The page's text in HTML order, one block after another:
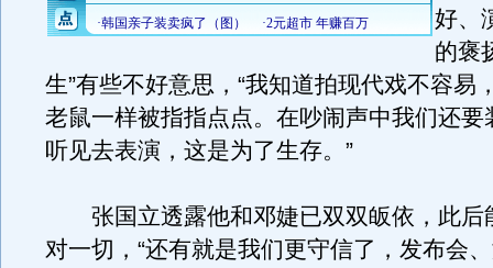
好、
的褒
生”有些不好意思，“我知道拍现代戏不容易
老鼠一样被指指点点。在吵闹声中我们还要
听见去表演，这是为了生存。”
张国立透露他和邓婕已双双皈依，此后
对一切，“还有就是我们更守信了，发布会